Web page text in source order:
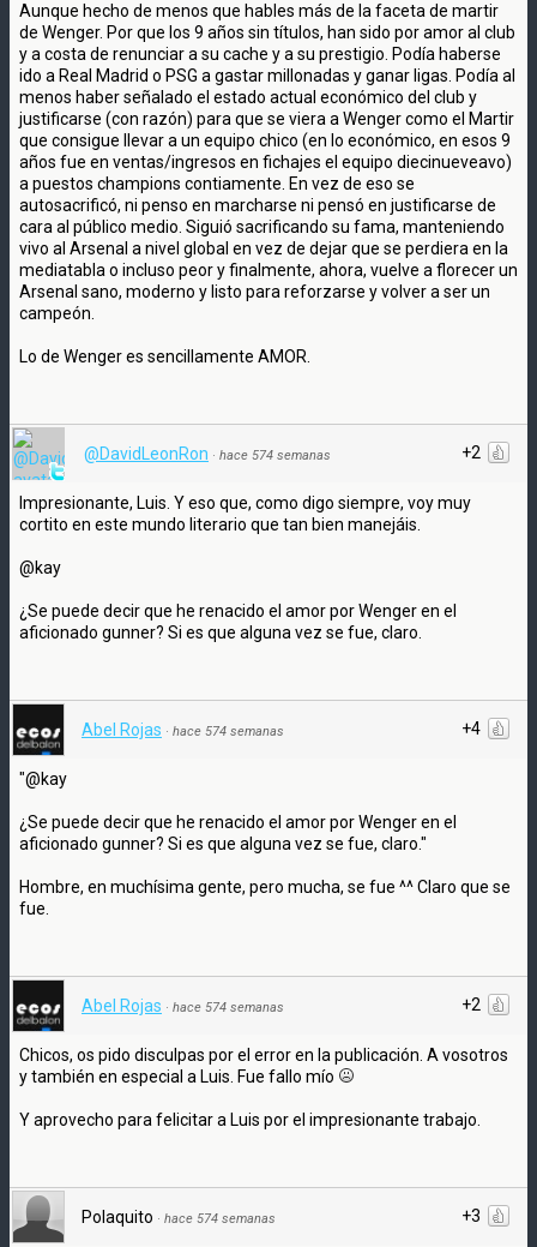
Aunque hecho de menos que hables más de la faceta de martir
de Wenger. Por que los 9 años sin títulos, han sido por amor al club
y a costa de renunciar a su cache y a su prestigio. Podía haberse
ido a Real Madrid o PSG a gastar millonadas y ganar ligas. Podía al
menos haber señalado el estado actual económico del club y
justificarse (con razón) para que se viera a Wenger como el Martir
que consigue llevar a un equipo chico (en lo económico, en esos 9
años fue en ventas/ingresos en fichajes el equipo diecinueveavo)
a puestos champions contiamente. En vez de eso se
autosacrificó, ni penso en marcharse ni pensó en justificarse de
cara al público medio. Siguió sacrificando su fama, manteniendo
vivo al Arsenal a nivel global en vez de dejar que se perdiera en la
mediatabla o incluso peor y finalmente, ahora, vuelve a florecer un
Arsenal sano, moderno y listo para reforzarse y volver a ser un
campeón.
Lo de Wenger es sencillamente AMOR.
+2
@DavidLeonRon · hace 574 semanas
Impresionante, Luis. Y eso que, como digo siempre, voy muy
cortito en este mundo literario que tan bien manejáis.
@kay
¿Se puede decir que he renacido el amor por Wenger en el
aficionado gunner? Si es que alguna vez se fue, claro.
+4
Abel Rojas · hace 574 semanas
"@kay
¿Se puede decir que he renacido el amor por Wenger en el
aficionado gunner? Si es que alguna vez se fue, claro."
Hombre, en muchísima gente, pero mucha, se fue ^^ Claro que se
fue.
+2
Abel Rojas · hace 574 semanas
Chicos, os pido disculpas por el error en la publicación. A vosotros
y también en especial a Luis. Fue fallo mío
Y aprovecho para felicitar a Luis por el impresionante trabajo.
+3
Polaquito · hace 574 semanas